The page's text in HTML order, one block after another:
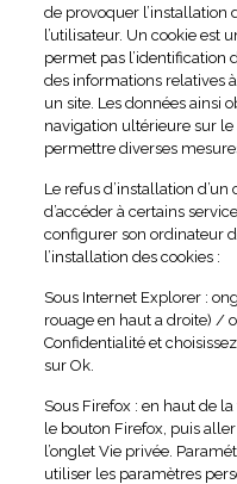
de provoquer l’installation
l’utilisateur. Un cookie est
permet pas l’identification
des informations relatives
un site. Les données ainsi
navigation ultérieure sur
permettre diverses
Le refus d’installation
d’accéder à certains
configurer son ordinateur
l’installation des cookies :
Sous Internet Explorer :
rouage en haut a droite) /
Confidentialité et
sur Ok.
Sous Firefox : en haut de
le bouton Firefox, puis
l’onglet Vie privée.
utiliser les paramètres